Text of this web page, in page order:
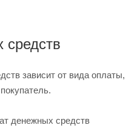
средств
зависит от вида оплаты,
денежных средств